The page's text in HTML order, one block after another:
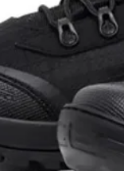
trava tripla, para
55 mm;
plataforma Mid-